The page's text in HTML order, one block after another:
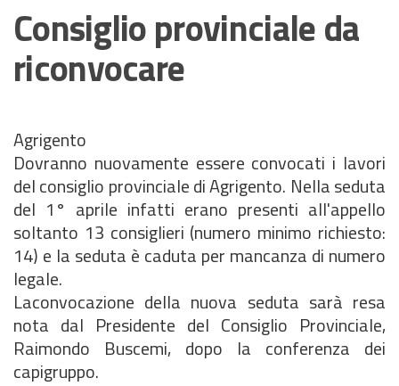
Consiglio provinciale da
riconvocare
Agrigento
Dovranno nuovamente essere convocati i lavori
del consiglio provinciale di Agrigento. Nella seduta
del 1° aprile infatti erano presenti all'appello
soltanto 13 consiglieri (numero minimo richiesto:
14) e la seduta è caduta per mancanza di numero
legale.
Laconvocazione della nuova seduta sarà resa
nota dal Presidente del Consiglio Provinciale,
Raimondo Buscemi, dopo la conferenza dei
capigruppo.